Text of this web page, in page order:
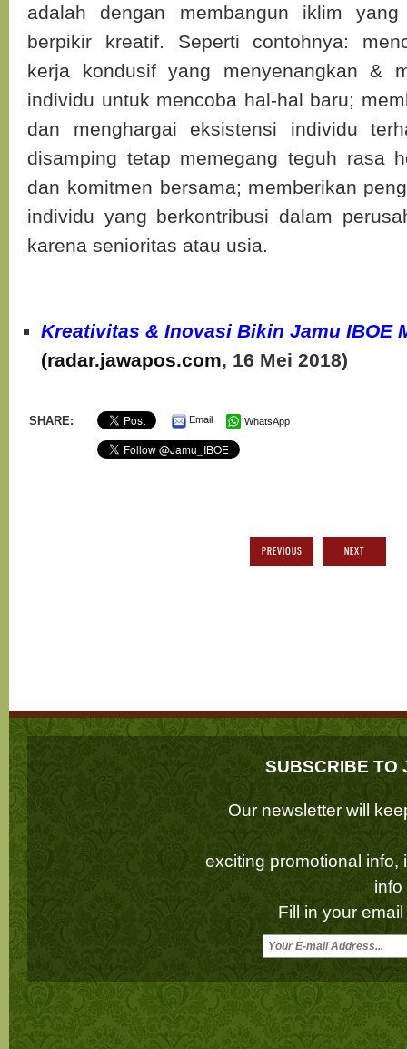
adalah dengan membangun iklim
berpikir kreatif. Seperti contohnya:
kerja kondusif yang menyenangkan &
individu untuk mencoba hal-hal baru;
dan menghargai eksistensi individu
disamping tetap memegang teguh rasa
dan komitmen bersama; memberikan
individu yang berkontribusi dalam
karena senioritas atau usia.
Kreativitas & Inovasi Bikin Jamu IBOE
(radar.jawapos.com, 16 Mei 2018)
SHARE: Email WhatsApp
PREVIOUS NEXT
SUBSCRIBE TO
Our newsletter will
exciting promotional info,
info
Fill in your